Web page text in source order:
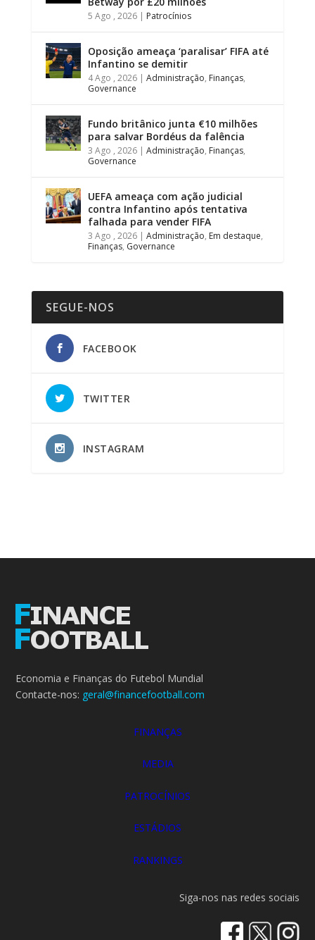
5 Ago , 2026| Patrocínios
Oposição ameaça ‘paralisar’ FIFA até
Infantino se demitir
4 Ago , 2026| Administração, Finanças,
Governance
Fundo britânico junta €10 milhões
para salvar Bordéus da falência
3 Ago , 2026| Administração, Finanças,
Governance
UEFA ameaça com ação judicial
contra Infantino após tentativa
falhada para vender FIFA
3 Ago , 2026| Administração, Em destaque,
Finanças, Governance
SEGUE-NOS
FACEBOOK
TWITTER
INSTAGRAM
Economia e Finanças do Futebol Mundial
Contacte-nos: geral@financefootball.com
FINANÇAS
MEDIA
PATROCÍNIOS
ESTÁDIOS
RANKINGS
Siga-nos nas redes sociais